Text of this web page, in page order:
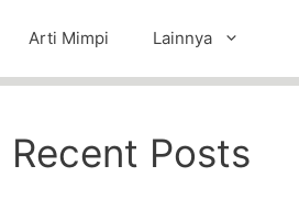
Arti Mimpi Lainnya
Recent Posts